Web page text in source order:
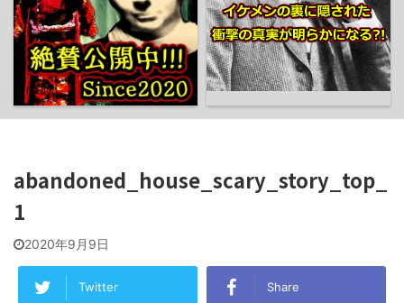
abandoned_house_scary_story_top_
1
2020年9月9日
Twitter Share